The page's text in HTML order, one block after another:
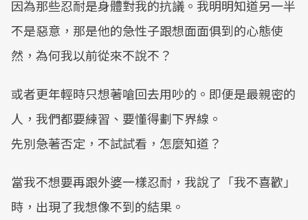
因為那些忍耐是身體對我的抗議。我明明知道另一半
不是惡意，那是他的急性子跟想面面俱到的心態使
然，為何我以前從來不說不？
或者更年輕時只想著嗆回去用吵的。即便是最親密的
人，我們都要練習、要懂得劃下界線。
先別急著否定，不試試看，怎麼知道？
當我不想要再跟外婆一樣忍耐，我說了「我不喜歡」
時，出現了我想像不到的結果。